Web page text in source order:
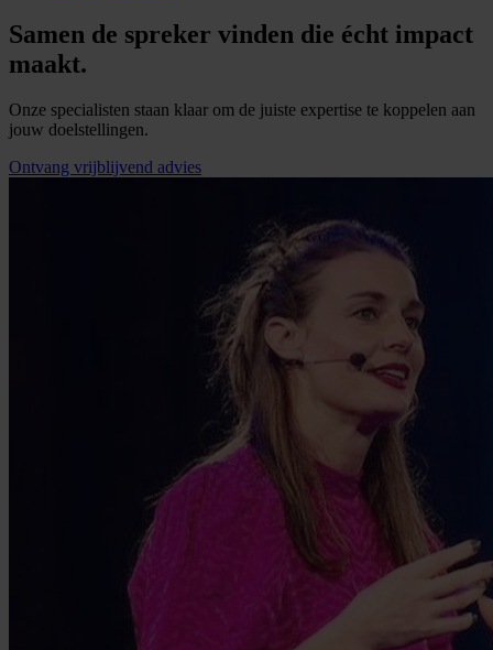
Samen de spreker vinden die écht impact
maakt.
Onze specialisten staan klaar om de juiste expertise te koppelen aan
jouw doelstellingen.
Ontvang vrijblijvend advies